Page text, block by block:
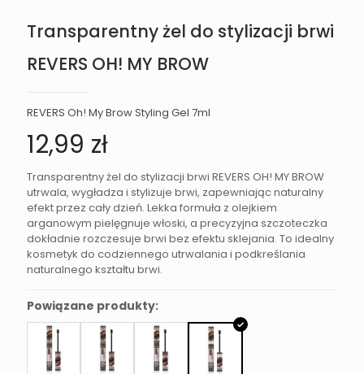
Transparentny żel do stylizacji brwi
REVERS OH! MY BROW
REVERS Oh! My Brow Styling Gel 7ml
12,99 zł
Transparentny żel do stylizacji brwi REVERS OH! MY BROW
utrwala, wygładza i stylizuje brwi, zapewniając naturalny
efekt przez cały dzień. Lekka formuła z olejkiem
arganowym pielęgnuje włoski, a precyzyjna szczoteczka
dokładnie rozczesuje brwi bez efektu sklejania. To idealny
kosmetyk do codziennego utrwalania i podkreślania
naturalnego kształtu brwi.
Powiązane produkty: